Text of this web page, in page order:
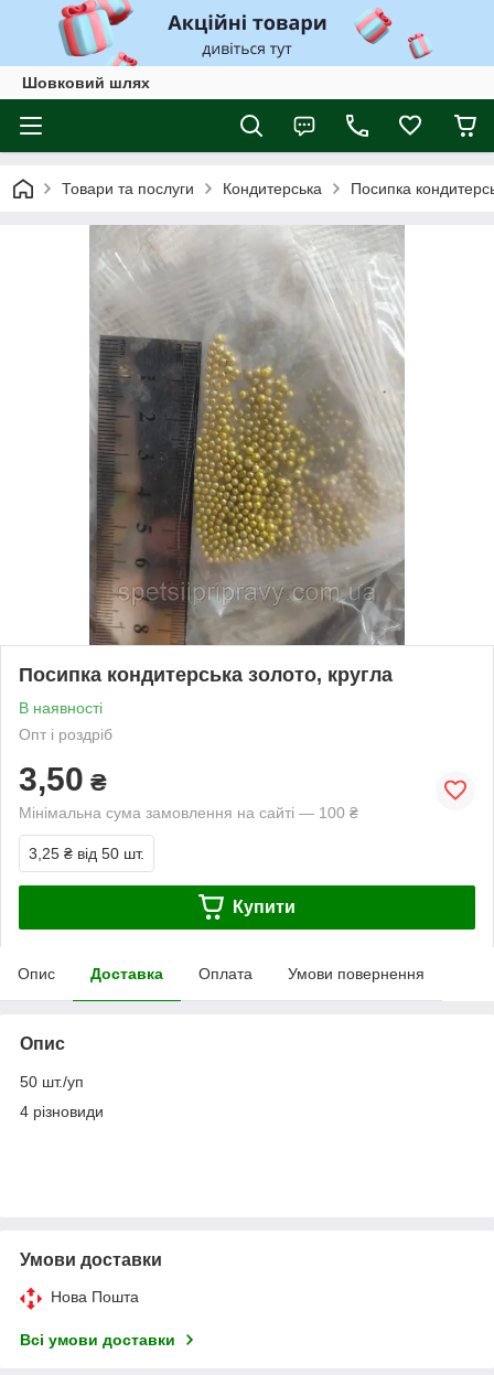
Шовковий шлях
Товари та послуги Кондитерська Посипка
Посипка кондитерська золото, кругла
В наявності
Опт і роздріб
3,50 ₴
Мінімальна сума замовлення на сайті — 100 ₴
3,25 ₴ від 50 шт.
Купити
Опис Доставка Оплата Умови повернення
Опис
50 шт./уп
4 різновиди
Умови доставки
Нова Пошта
Всі умови доставки